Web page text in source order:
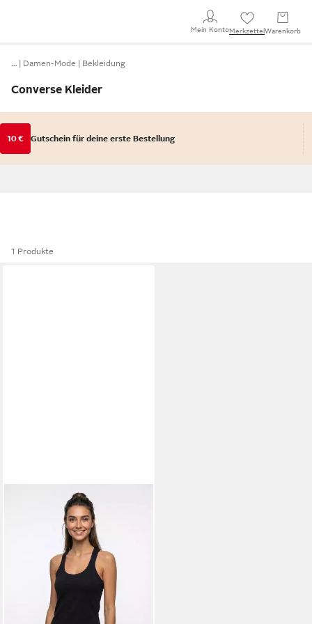
Mein KontoMerkzettel Warenkorb
… Damen-Mode Bekleidung
Converse Kleider
10 € Gutschein für deine erste Bestellung
1 Produkte